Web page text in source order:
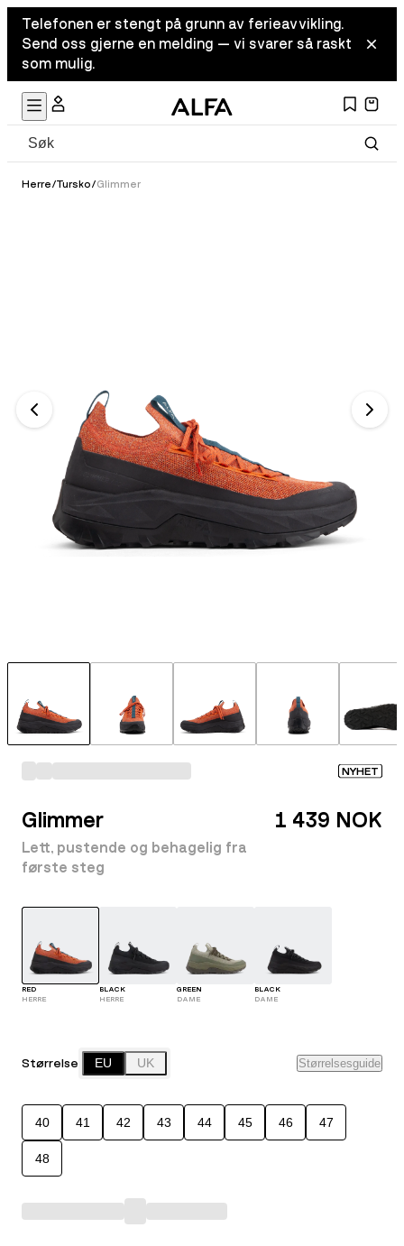
Telefonen er stengt på grunn av ferieavvikling.
Send oss gjerne en melding — vi svarer så raskt
som mulig.
Herre/Tursko/Glimmer
NYHET
Glimmer
Lett, pustende og behagelig fra
første steg
1 439 NOK
RED
HERRE
BLACK
HERRE
GREEN
DAME
BLACK
DAME
Størrelse EU UK Størrelsesguide
40 41 42 43 44 45 46 47
48